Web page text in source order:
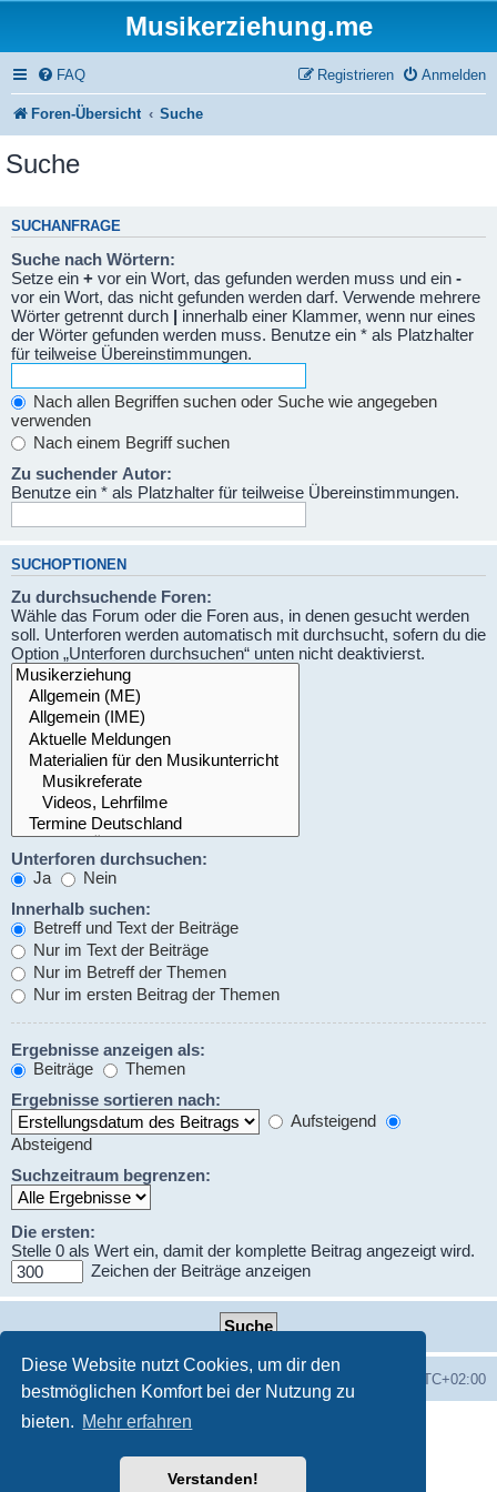
Diese Website nutzt Cookies, um dir den
bestmöglichen Komfort bei der Nutzung zu
bieten. Mehr erfahren
Verstanden!
Musikerziehung.me
FAQ Anmelden
Registrieren
Foren-Übersicht Suche
Suche
SUCHANFRAGE
Suche nach Wörtern:
Setze ein + vor ein Wort, das gefunden werden muss und ein -
vor ein Wort, das nicht gefunden werden darf. Verwende mehrere
Wörter getrennt durch | innerhalb einer Klammer, wenn nur eines
der Wörter gefunden werden muss. Benutze ein * als Platzhalter
für teilweise Übereinstimmungen.
Nach allen Begriffen suchen oder Suche wie angegeben
verwenden
Nach einem Begriff suchen
Zu suchender Autor:
Benutze ein * als Platzhalter für teilweise Übereinstimmungen.
SUCHOPTIONEN
Zu durchsuchende Foren:
Wähle das Forum oder die Foren aus, in denen gesucht werden
soll. Unterforen werden automatisch mit durchsucht, sofern du die
Option „Unterforen durchsuchen“ unten nicht deaktivierst.
Unterforen durchsuchen:
Ja
Nein
Innerhalb suchen:
Betreff und Text der Beiträge
Nur im Text der Beiträge
Nur im Betreff der Themen
Nur im ersten Beitrag der Themen
Ergebnisse anzeigen als:
Beiträge
Themen
Ergebnisse sortieren nach:
Aufsteigend
Absteigend
Suchzeitraum begrenzen:
Die ersten:
Stelle 0 als Wert ein, damit der komplette Beitrag angezeigt wird.
Zeichen der Beiträge anzeigen
UTC+02:00
Powered byphpBB
Datenschutz
Nutzungsbedingungen